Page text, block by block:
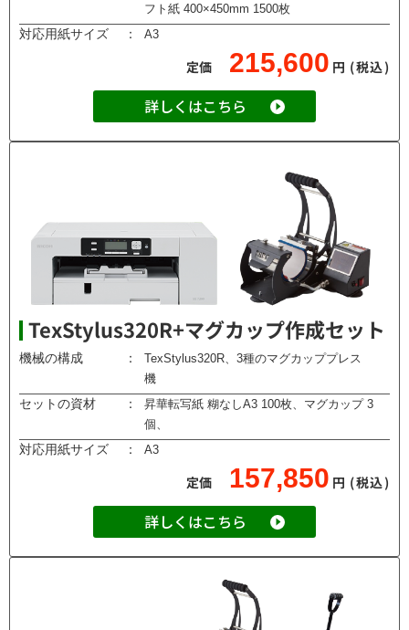
フト紙 400×450mm 1500枚
対応用紙サイズ ： A3
定価 215,600 円 (税込)
詳しくはこちら
TexStylus320R+マグカップ作成セット
機械の構成 ：
TexStylus320R、3種のマグカッププレス
機
セットの資材 ：
昇華転写紙 糊なしA3 100枚、マグカップ 3
個、
対応用紙サイズ ： A3
定価 157,850 円 (税込)
詳しくはこちら